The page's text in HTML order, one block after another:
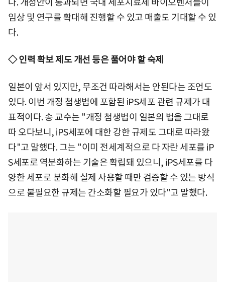
임상 및 연구를 확대해 진행할 수 있고 매출도 기대할 수 있
다.
◇ 인력 확보 제도 개선 등은 풀어야 할 숙제
일본이 앞서 있지만, 무조건 따라해서는 안된다는 조언도
있다. 이번 개정 첨생법에 포함된 iPS세포 관련 규제가 대
표적이다. 송 교수는 "개정 첨생법이 일본의 법을 그대로
따 오다보니, iPS세포에 대한 강한 규제도 그대로 따라왔
다"고 말했다. 그는 "이미 전세계적으로 다 자란 세포를 iP
S세포로 역분화하는 기술은 확립돼 있으니, iPS세포를 다
양한 세포로 분화해 실제 사용할 때만 검증할 수 있는 방식
으로 불필요한 규제는 간소화할 필요가 있다"고 말했다.